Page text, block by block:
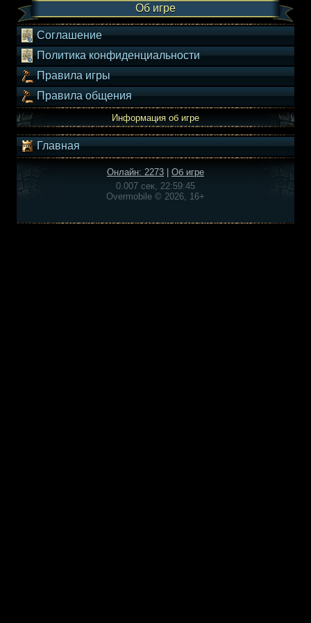
Об игре
Соглашение
Политика конфиденциальности
Правила игры
Правила общения
Информация об игре
Главная
Онлайн: 2273
Об игре
0.007 сек, 22:59:45
Overmobile © 2026, 16+